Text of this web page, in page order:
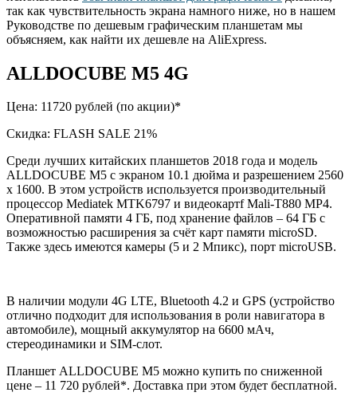
так как чувствительность экрана намного ниже, но в нашем
Руководстве по дешевым графическим планшетам мы
объясняем, как найти их дешевле на AliExpress.
ALLDOCUBE M5 4G
Цена: 11720 рублей (по акции)*
Скидка: FLASH SALE 21%
Среди лучших китайских планшетов 2018 года и модель
ALLDOCUBE M5 с экраном 10.1 дюйма и разрешением 2560
x 1600. В этом устройств используется производительный
процессор Mediatek MTK6797 и видеокартf Mali-T880 MP4.
Оперативной памяти 4 ГБ, под хранение файлов – 64 ГБ с
возможностью расширения за счёт карт памяти microSD.
Также здесь имеются камеры (5 и 2 Мпикс), порт microUSB.
В наличии модули 4G LTE, Bluetooth 4.2 и GPS (устройство
отлично подходит для использования в роли навигатора в
автомобиле), мощный аккумулятор на 6600 мАч,
стереодинамики и SIM-слот.
Планшет ALLDOCUBE M5 можно купить по сниженной
цене – 11 720 рублей*. Доставка при этом будет бесплатной.